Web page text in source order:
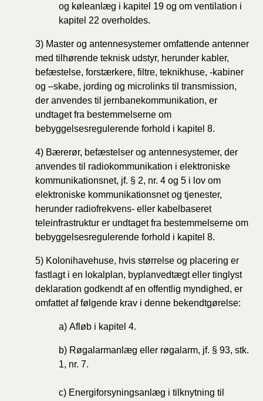
og køleanlæg i kapitel 19 og om ventilation i
kapitel 22 overholdes.
3) Master og antennesystemer omfattende antenner
med tilhørende teknisk udstyr, herunder kabler,
befæstelse, forstærkere, filtre, teknikhuse, -kabiner
og –skabe, jording og microlinks til transmission,
der anvendes til jernbanekommunikation, er
undtaget fra bestemmelserne om
bebyggelsesregulerende forhold i kapitel 8.
4) Bærerør, befæstelser og antennesystemer, der
anvendes til radiokommunikation i elektroniske
kommunikationsnet, jf. § 2, nr. 4 og 5 i lov om
elektroniske kommunikationsnet og tjenester,
herunder radiofrekvens- eller kabelbaseret
teleinfrastruktur er undtaget fra bestemmelserne om
bebyggelsesregulerende forhold i kapitel 8.
5) Kolonihavehuse, hvis størrelse og placering er
fastlagt i en lokalplan, byplanvedtægt eller tinglyst
deklaration godkendt af en offentlig myndighed, er
omfattet af følgende krav i denne bekendtgørelse:
a) Afløb i kapitel 4.
b) Røgalarmanlæg eller røgalarm, jf. § 93, stk.
1, nr. 7.
c) Energiforsyningsanlæg i tilknytning til